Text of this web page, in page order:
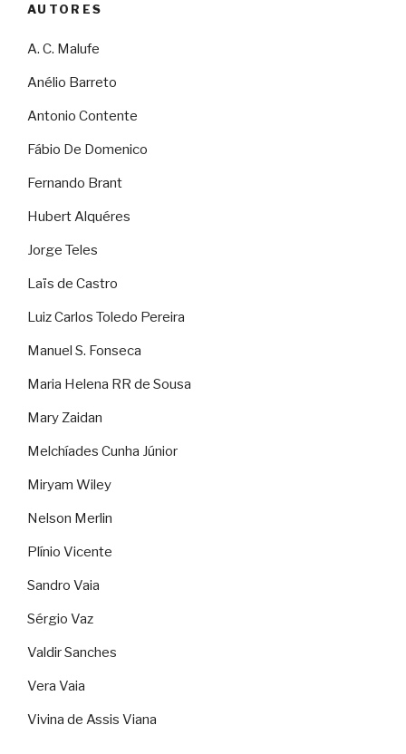
AUTORES
A. C. Malufe
Anélio Barreto
Antonio Contente
Fábio De Domenico
Fernando Brant
Hubert Alquéres
Jorge Teles
Laïs de Castro
Luiz Carlos Toledo Pereira
Manuel S. Fonseca
Maria Helena RR de Sousa
Mary Zaidan
Melchíades Cunha Júnior
Miryam Wiley
Nelson Merlin
Plínio Vicente
Sandro Vaia
Sérgio Vaz
Valdir Sanches
Vera Vaia
Vivina de Assis Viana